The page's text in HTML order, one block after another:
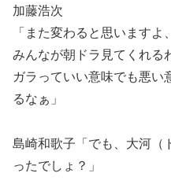
加藤浩次
「また変わると思いますよ
みんなが朝ドラ見てくれる
ガラっていい意味でも悪い
るなぁ」
島崎和歌子「でも、大河（
ったでしょ？」